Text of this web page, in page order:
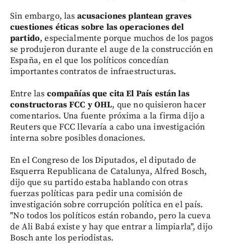
Sin embargo, las acusaciones plantean graves
cuestiones éticas sobre las operaciones del
partido, especialmente porque muchos de los pagos
se produjeron durante el auge de la construcción en
España, en el que los políticos concedían
importantes contratos de infraestructuras.
Entre las compañías que cita El País están las
constructoras FCC y OHL, que no quisieron hacer
comentarios. Una fuente próxima a la firma dijo a
Reuters que FCC llevaría a cabo una investigación
interna sobre posibles donaciones.
En el Congreso de los Diputados, el diputado de
Esquerra Republicana de Catalunya, Alfred Bosch,
dijo que su partido estaba hablando con otras
fuerzas políticas para pedir una comisión de
investigación sobre corrupción política en el país.
"No todos los políticos están robando, pero la cueva
de Ali Babá existe y hay que entrar a limpiarla", dijo
Bosch ante los periodistas.